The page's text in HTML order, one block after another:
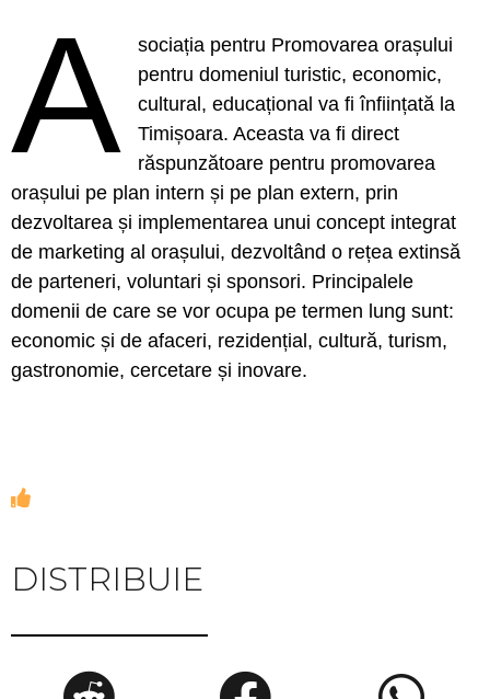
A
sociația pentru Promovarea orașului
pentru domeniul turistic, economic,
cultural, educațional va fi înființată la
Timișoara. Aceasta va fi direct
răspunzătoare pentru promovarea
orașului pe plan intern și pe plan extern, prin
dezvoltarea și implementarea unui concept integrat
de marketing al orașului, dezvoltând o rețea extinsă
de parteneri, voluntari și sponsori. Principalele
domenii de care se vor ocupa pe termen lung sunt:
economic și de afaceri, rezidențial, cultură, turism,
gastronomie, cercetare și inovare.
DISTRIBUIE